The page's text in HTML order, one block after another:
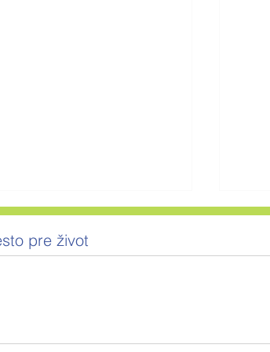
NA OKRAJI
pre život